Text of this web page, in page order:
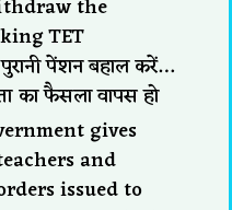
the
TET
पेंशन बहाल करें…
का फैसला वापस हो
gives
and
issued to